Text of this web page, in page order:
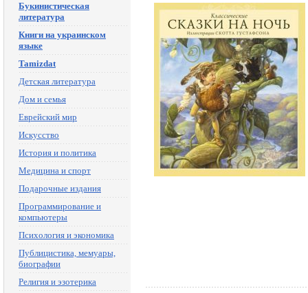
Букинистическая
литература
Книги на украинском
языке
Tamizdat
Детская литература
Дом и семья
Еврейский мир
Искусство
История и политика
Медицина и спорт
Подарочные издания
Программирование и
компьютеры
Психология и экономика
Публицистика, мемуары,
биографии
Религия и эзотерика